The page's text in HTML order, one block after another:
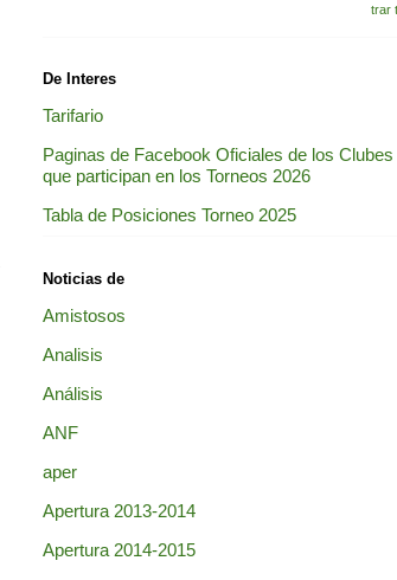
trar
De Interes
Tarifario
Paginas de Facebook Oficiales de los Clubes
que participan en los Torneos 2026
Tabla de Posiciones Torneo 2025
Noticias de
Amistosos
Analisis
Análisis
ANF
aper
Apertura 2013-2014
Apertura 2014-2015